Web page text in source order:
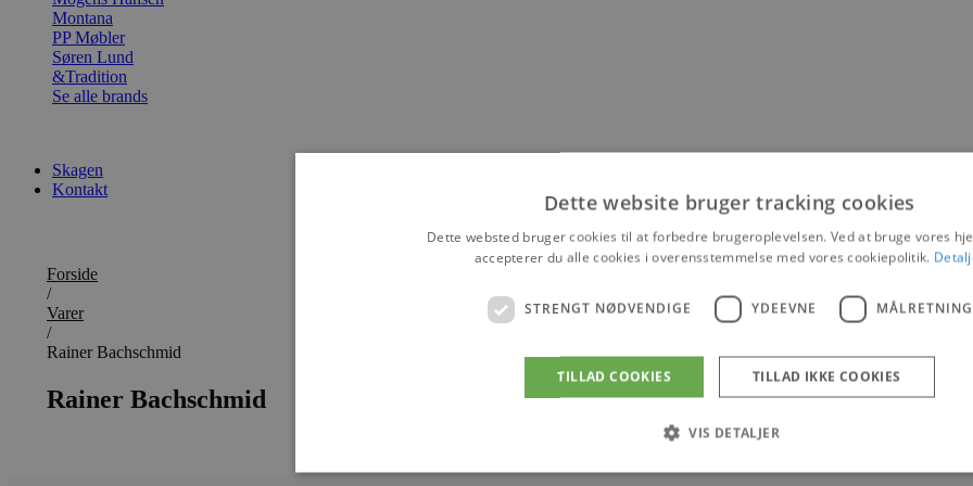
Montana
PP Møbler
Søren Lund
&Tradition
Se alle brands
Skagen
Kontakt
Forside
/
Varer
/
Rainer Bachschmid
Rainer Bachschmid
Dette website bruger tracking cookies
Dette websted bruger cookies til at forbedre brugeroplevelsen. Ved at bruge vores
accepterer du alle cookies i overensstemmelse med vores cookiepolitik.
STRENGT NØDVENDIGE YDEEVNE MÅLRETNING
TILLAD COOKIES TILLAD IKKE COOKIES
VIS DETALJER